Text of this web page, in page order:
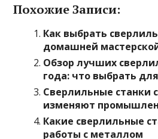
Похожие Записи:
Как выбрать
домашней
Обзор лучших
года: что выбрать
Сверлильные станки
изменяют
Какие сверлильные
работы с металлом